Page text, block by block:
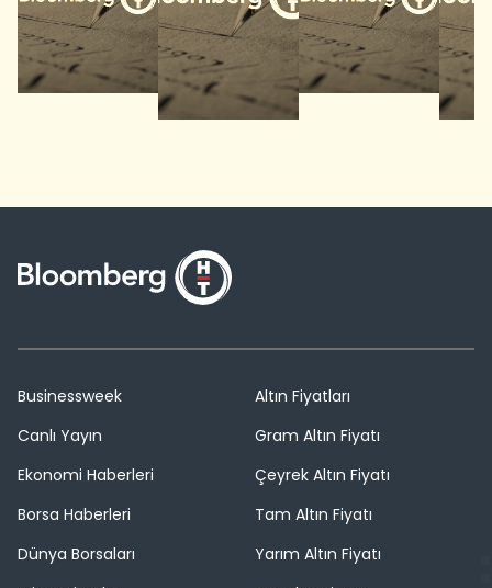
Businessweek
Canlı Yayın
Ekonomi Haberleri
Borsa Haberleri
Dünya Borsaları
Altın Fiyatları
Gram Altın Fiyatı
Çeyrek Altın Fiyatı
Tam Altın Fiyatı
Yarım Altın Fiyatı